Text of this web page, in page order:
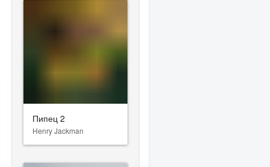
Пипец 2
Henry Jackman